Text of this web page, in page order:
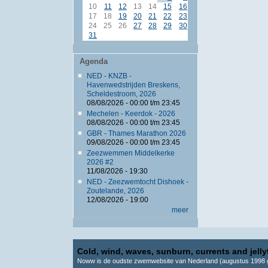
10
11 12 13 14 15
16
17
18 19 20 21 22
23
24
25 26 27 28 29
30
31
Agenda
NED - KNZB -
Havenwedstrijden Breskens,
Scheldestroom, 2026
08/08/2026 - 00:00t/m 23:45
Mechelen - Keerdok - 2026
08/08/2026 - 00:00t/m 23:45
GBR - Thames Marathon 2026
09/08/2026 - 00:00t/m 23:45
Zeezwemmen Middelkerke
2026 #2
11/08/2026 - 19:30
NED - Zeezwemtocht Dishoek -
Zoutelande, 2026
12/08/2026 - 19:00
meer
Cold, wind, waves, sunburn, currents and
Noww is de oudste zwemwebsite van Nederland (augustus 1998